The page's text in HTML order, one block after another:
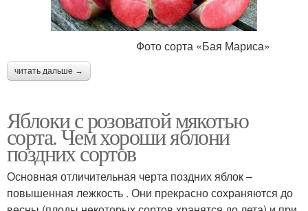
Фото сорта «Бая Мариса»
читать дальше →
Яблоки с розоватой мякотью
сорта. Чем хороши яблони
поздних сортов
Основная отличительная черта поздних яблок –
повышенная лежкость . Они прекрасно сохраняются до